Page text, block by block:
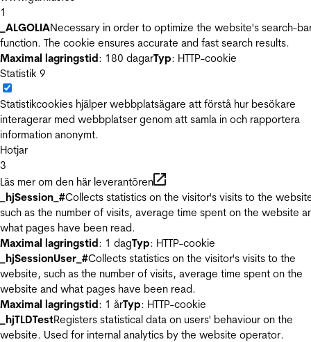
1
_ALGOLIANecessary in order to optimize the website's search-
function. The cookie ensures accurate and fast search results.
Maximal lagringstid: 180 dagarTyp: HTTP-cookie
Statistik 9
Statistikcookies hjälper webbplatsägare att förstå hur besökare
interagerar med webbplatser genom att samla in och rapportera
information anonymt.
Hotjar
3
Läs mer om den här leverantören
_hjSession_#Collects statistics on the visitor's visits to the
such as the number of visits, average time spent on the website
what pages have been read.
Maximal lagringstid: 1 dagTyp: HTTP-cookie
_hjSessionUser_#Collects statistics on the visitor's visits to the
website, such as the number of visits, average time spent on the
website and what pages have been read.
Maximal lagringstid: 1 årTyp: HTTP-cookie
_hjTLDTestRegisters statistical data on users' behaviour on the
website. Used for internal analytics by the website operator.